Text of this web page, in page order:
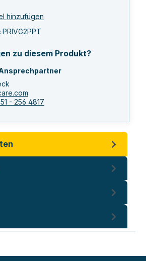
hinzufügen
PRIVG2PPT
zu diesem Produkt?
- 256 4817